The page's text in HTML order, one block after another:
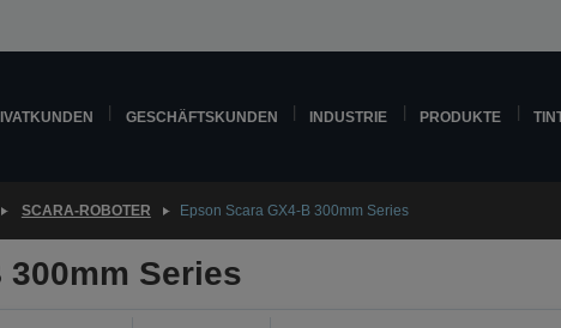
GESCHÄFTSKUNDEN INDUSTRIE PRODUKTE
SCARA-ROBOTER Epson Scara GX4-B 300mm Series
300mm Series